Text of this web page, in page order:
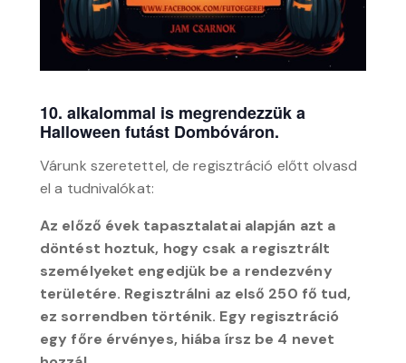
10. alkalommal is megrendezzük a
Halloween futást Dombóváron.
Várunk szeretettel, de regisztráció előtt olvasd
el a tudnivalókat:
Az előző évek tapasztalatai alapján azt a
döntést hoztuk, hogy csak a regisztrált
személyeket engedjük be a rendezvény
területére. Regisztrálni az első 250 fő tud,
ez sorrendben történik. Egy regisztráció
egy főre érvényes, hiába írsz be 4 nevet